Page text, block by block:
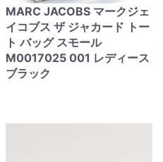
MARC JACOBS マークジェ
イコブス ザ ジャカード トー
ト バッグ スモール
M0017025 001 レディース
ブラック